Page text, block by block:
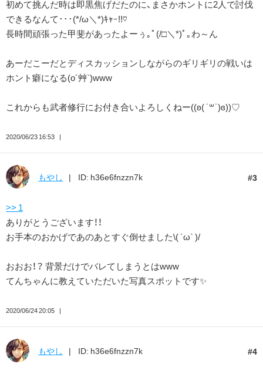
初めて挑んだ時は即黒焦げだたのに、まさかホントに2人で討伐
できるなんて･･･(*/ω＼*)ｷｬｰ!!♡
長時間頑張った甲斐があったよーぅ｡ﾟ(/□＼*)ﾟ｡わ～ん
あーだこーだとディスカッションしながらのギリギリの戦いは
ホント癖になる(o´艸`)www
これからも武者修行にお付き合いよろしくねー((ʚ( ˙꒳​˙)ɞ))♡
2020/06/23 16:53
3
もやし ID: h36e6fnzzn7k
>> 1
ありがとうございます！！
お手本のおかげであのあとすぐ倒せました\( ´ω` )/
おおお！？ 背景だけでバレてしまうとはwww
てんちゃんに教えていただいた写真スポットです✨
2020/06/24 20:05
4
もやし ID: h36e6fnzzn7k